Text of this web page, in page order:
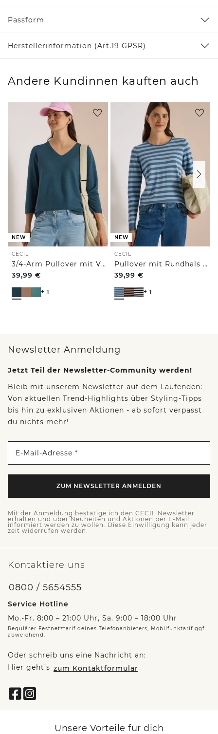
Passform
Herstellerinformation (Art.19 GPSR)
Andere Kundinnen kauften auch
NEW
CECIL
3/4-Arm Pullover mit V-Neck und Strukturfront
39,99 €
+ 1
NEW
CECIL
Pullover mit Rundhals und Streifen
39,99 €
+ 1
Newsletter Anmeldung
Jetzt Teil der Newsletter-Community werden!
Bleib mit unserem Newsletter auf dem Laufenden:
Von aktuellen Trend-Highlights über Styling-Tipps
bis hin zu exklusiven Aktionen - ab sofort verpasst
du nichts mehr!
E-Mail-Adresse *
ZUM NEWSLETTER ANMELDEN
Mit der Anmeldung bestätige ich den CECIL Newsletter
erhalten und über Neuheiten und Aktionen per E-Mail
informiert werden zu wollen. Diese Einwilligung kann jeder
zeit widerrufen werden.
Kontaktiere uns
0800 / 5654555
Service Hotline
Mo.-Fr. 8:00 – 21:00 Uhr, Sa. 9:00 – 18:00 Uhr
Regulärer Festnetztarif deines Telefonanbieters, Mobilfunktarif ggf.
abweichend.
Oder schreib uns eine Nachricht an:
Hier geht’s zum Kontaktformular
Unsere Vorteile für dich